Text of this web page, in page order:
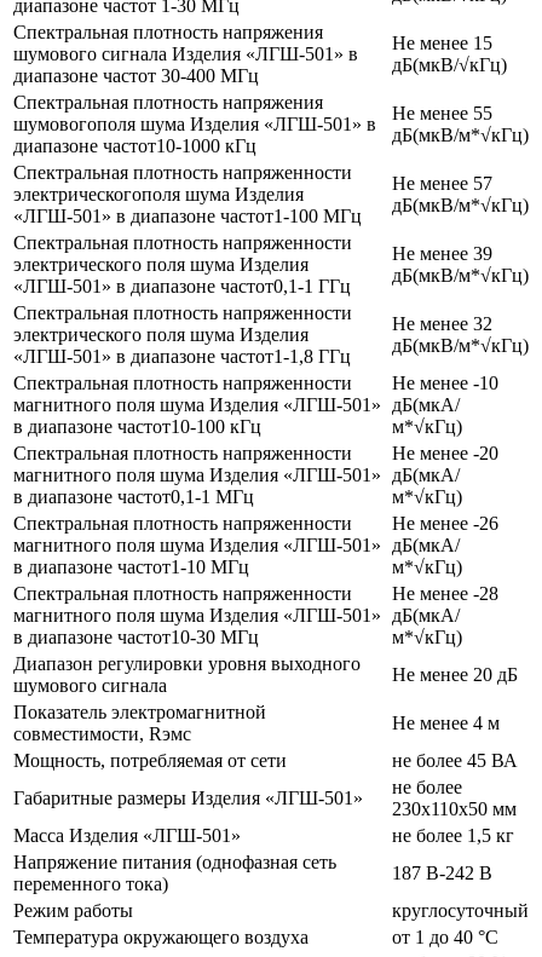
диапазоне частот 1-30 МГц
Спектральная плотность напряжения
шумового сигнала Изделия «ЛГШ-501» в
диапазоне частот 30-400 МГц
Не менее 15
дБ(мкВ/√кГц)
Спектральная плотность напряжения
шумовогополя шума Изделия «ЛГШ-501» в
диапазоне частот10-1000 кГц
Не менее 55
дБ(мкВ/м*√кГц)
Спектральная плотность напряженности
электрическогополя шума Изделия
«ЛГШ-501» в диапазоне частот1-100 МГц
Не менее 57
дБ(мкВ/м*√кГц)
Спектральная плотность напряженности
электрического поля шума Изделия
«ЛГШ-501» в диапазоне частот0,1-1 ГГц
Не менее 39
дБ(мкВ/м*√кГц)
Спектральная плотность напряженности
электрического поля шума Изделия
«ЛГШ-501» в диапазоне частот1-1,8 ГГц
Не менее 32
дБ(мкВ/м*√кГц)
Спектральная плотность напряженности
магнитного поля шума Изделия «ЛГШ-501»
в диапазоне частот10-100 кГц
Не менее -10
дБ(мкА/
м*√кГц)
Спектральная плотность напряженности
магнитного поля шума Изделия «ЛГШ-501»
в диапазоне частот0,1-1 МГц
Не менее -20
дБ(мкА/
м*√кГц)
Спектральная плотность напряженности
магнитного поля шума Изделия «ЛГШ-501»
в диапазоне частот1-10 МГц
Не менее -26
дБ(мкА/
м*√кГц)
Спектральная плотность напряженности
магнитного поля шума Изделия «ЛГШ-501»
в диапазоне частот10-30 МГц
Не менее -28
дБ(мкА/
м*√кГц)
Диапазон регулировки уровня выходного
шумового сигнала
Не менее 20 дБ
Показатель электромагнитной
совместимости, Rэмс
Не менее 4 м
Мощность, потребляемая от сети
не более 45 ВА
Габаритные размеры Изделия «ЛГШ-501»
не более
230х110х50 мм
Масса Изделия «ЛГШ-501»
не более 1,5 кг
Напряжение питания (однофазная сеть
переменного тока)
187 В-242 В
Режим работы
круглосуточный
Температура окружающего воздуха
от 1 до 40 °С